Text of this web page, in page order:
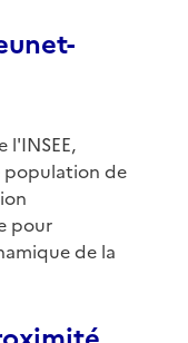
l'INSEE,
population de
pour
de la